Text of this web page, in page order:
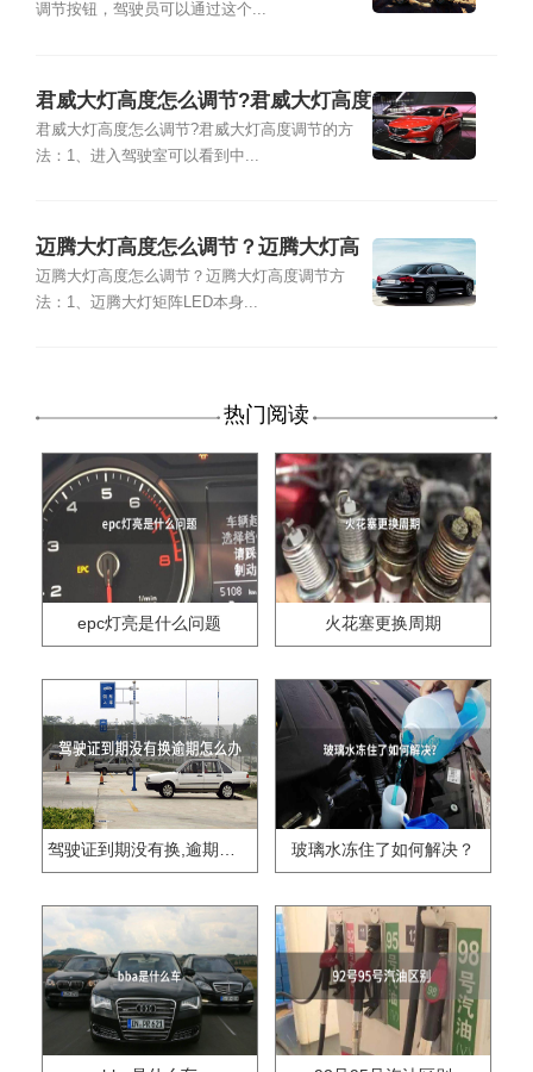
调节按钮，驾驶员可以通过这个...
​君威大灯高度怎么调节?君威大灯高度
调节的方法
君威大灯高度怎么调节?君威大灯高度调节的方
法：1、进入驾驶室可以看到中...
迈腾大灯高度怎么调节？迈腾大灯高
度调节方法
迈腾大灯高度怎么调节？迈腾大灯高度调节方
法：1、迈腾大灯矩阵LED本身...
热门阅读
epc灯亮是什么问题 火花塞更换周期
驾驶证到期没有换,逾期怎么办?? 玻璃水冻住了如何解决？